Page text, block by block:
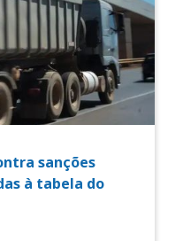
sanções
à tabela do